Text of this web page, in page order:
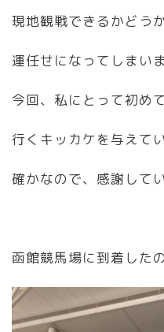
現地観戦できるかどう
運任せになってしまい
今回、私にとって初め
行くキッカケを与えて
確かなので、感謝してい
函館競馬場に到着した